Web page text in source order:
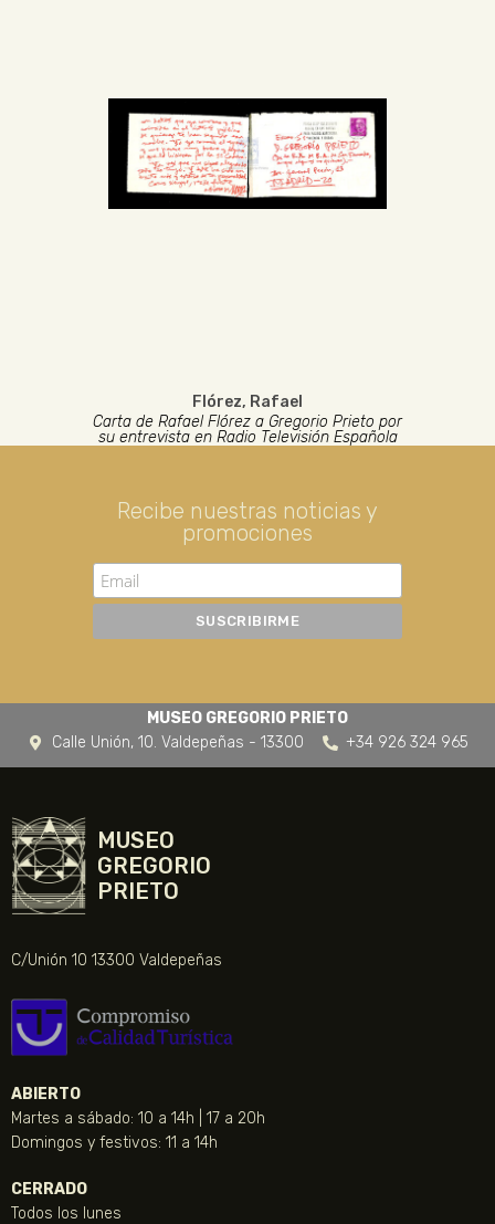
Flórez, Rafael
Carta de Rafael Flórez a Gregorio Prieto por
su entrevista en Radio Televisión Española
Recibe nuestras noticias y
promociones
MUSEO GREGORIO PRIETO
Calle Unión, 10. Valdepeñas - 13300
+34 926 324 965
MUSEO
GREGORIO
PRIETO
C/Unión 10 13300 Valdepeñas
ABIERTO
Martes a sábado: 10 a 14h | 17 a 20h
Domingos y festivos: 11 a 14h
CERRADO
Todos los lunes